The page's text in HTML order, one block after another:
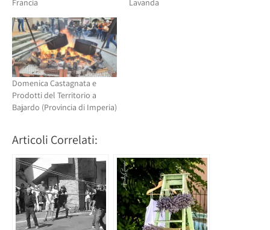
Francia Lavanda
Domenica Castagnata e
Prodotti del Territorio a
Bajardo (Provincia di Imperia)
Articoli Correlati: